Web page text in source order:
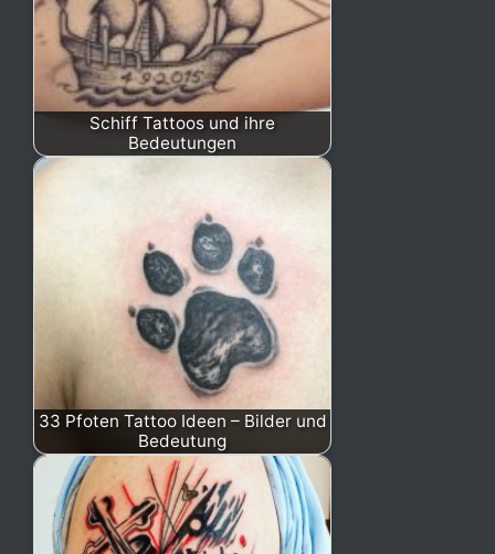
Schiff Tattoos und ihre
Bedeutungen
33 Pfoten Tattoo Ideen – Bilder und
Bedeutung